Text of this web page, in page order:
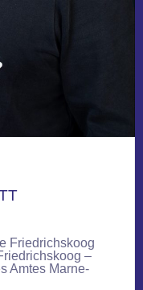
Friedrichskoog
–
Amtes Marne-